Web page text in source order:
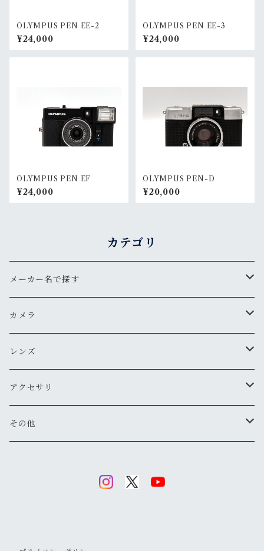
OLYMPUS PEN EE-2
¥24,000
OLYMPUS PEN EE-3
¥24,000
OLYMPUS PEN EF
¥24,000
OLYMPUS PEN-D
¥20,000
カテゴリ
メーカー名で探す
ペンタックス
オリンパス
ニコン
キヤノン
カメラ
用途から探す
気軽にスナップ
マニュアル操作で本格的に
一眼レフ
ペンタックス
レンジファインダー(レンズ交換式)
レンズ
焦点距離から探す
広角
ニコンFマウント
アクセサリ
レンズフード
その他